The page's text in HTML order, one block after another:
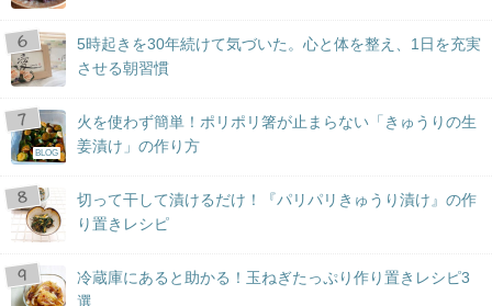
5時起きを30年続けて気づいた。心と体を整え、1日を充実
させる朝習慣
BLOG
火を使わず簡単！ポリポリ箸が止まらない「きゅうりの生
姜漬け」の作り方
切って干して漬けるだけ！『パリパリきゅうり漬け』の作
り置きレシピ
冷蔵庫にあると助かる！玉ねぎたっぷり作り置きレシピ3
選